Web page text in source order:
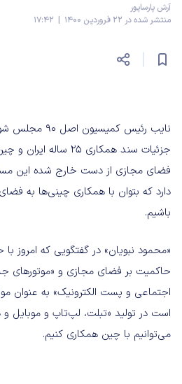
آرش پارساپور
منتشر شده در 22 فروردین 1400 | 17:42
نایب رئیس
جزئیات سند همکاری ۲۵
فضای مجازی از دست خارج شده این
دارد که بتوان با همکاری چینی‌ها به
باشیم.
«محمود نبویان» در گفتگویی که امروز با
حاکمیت بر فضای مجازی و «موتورهای
اجتماعی و پست الکترونیک» به عنوان
است در تولید «تبلت، لپ‌تاپ و موبایل
می‌توانیم با چین همکاری کنیم.